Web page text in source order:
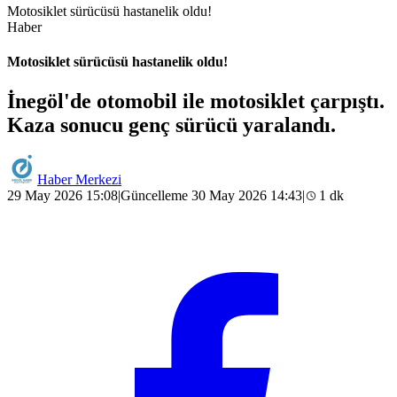
Motosiklet sürücüsü hastanelik oldu!
Haber
Motosiklet sürücüsü hastanelik oldu!
İnegöl'de otomobil ile motosiklet çarpıştı.
Kaza sonucu genç sürücü yaralandı.
Haber Merkezi
29 May 2026 15:08|Güncelleme 30 May 2026 14:43| 1 dk